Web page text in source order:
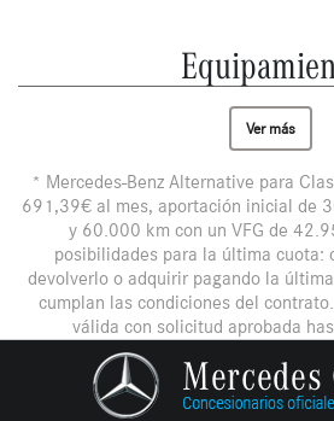
Ver más
* Mercedes-Benz Alternative para
691,39€ al mes, aportación inicial de
y 60.000 km con un VFG de
posibilidades para la última cuota:
devolverlo o adquirir pagando la
cumplan las condiciones del
válida con solicitud aprobada